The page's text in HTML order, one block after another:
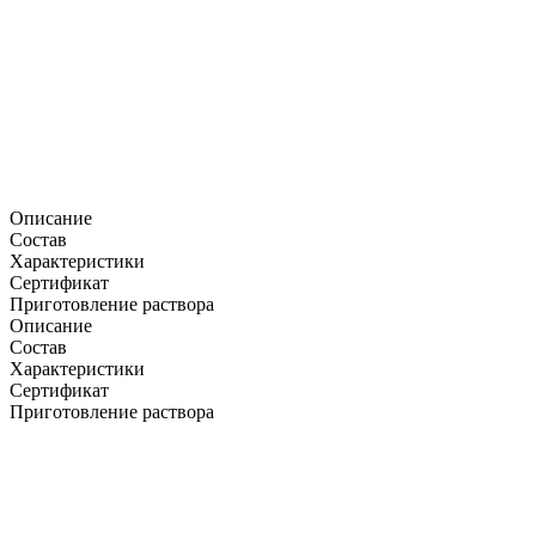
Описание
Состав
Характеристики
Сертификат
Приготовление раствора
Описание
Состав
Характеристики
Сертификат
Приготовление раствора